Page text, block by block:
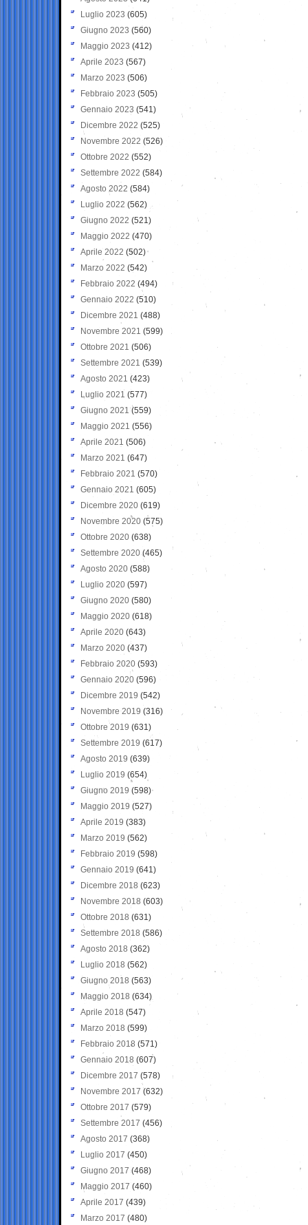
Luglio 2023 (605)
Giugno 2023 (560)
Maggio 2023 (412)
Aprile 2023 (567)
Marzo 2023 (506)
Febbraio 2023 (505)
Gennaio 2023 (541)
Dicembre 2022 (525)
Novembre 2022 (526)
Ottobre 2022 (552)
Settembre 2022 (584)
Agosto 2022 (584)
Luglio 2022 (562)
Giugno 2022 (521)
Maggio 2022 (470)
Aprile 2022 (502)
Marzo 2022 (542)
Febbraio 2022 (494)
Gennaio 2022 (510)
Dicembre 2021 (488)
Novembre 2021 (599)
Ottobre 2021 (506)
Settembre 2021 (539)
Agosto 2021 (423)
Luglio 2021 (577)
Giugno 2021(559)
Maggio 2021 (556)
Aprile 2021 (506)
Marzo 2021 (647)
Febbraio 2021 (570)
Gennaio 2021 (605)
Dicembre 2020 (619)
Novembre 2020 (575)
Ottobre 2020 (638)
Settembre 2020(465)
Agosto 2020 (588)
Luglio 2020 (597)
Giugno 2020 (580)
Maggio 2020 (618)
Aprile 2020 (643)
Marzo 2020 (437)
Febbraio 2020 (593)
Gennaio 2020 (596)
Dicembre 2019 (542)
Novembre 2019 (316)
Ottobre 2019 (631)
Settembre 2019 (617)
Agosto 2019 (639)
Luglio 2019 (654)
Giugno 2019 (598)
Maggio 2019 (527)
Aprile 2019 (383)
Marzo 2019 (562)
Febbraio 2019 (598)
Gennaio 2019 (641)
Dicembre 2018 (623)
Novembre 2018 (603)
Ottobre 2018 (631)
Settembre 2018 (586)
Agosto 2018 (362)
Luglio 2018 (562)
Giugno 2018 (563)
Maggio 2018 (634)
Aprile 2018 (547)
Marzo 2018 (599)
Febbraio 2018 (571)
Gennaio 2018 (607)
Dicembre 2017 (578)
Novembre 2017 (632)
Ottobre 2017 (579)
Settembre 2017 (456)
Agosto 2017 (368)
Luglio 2017 (450)
Giugno 2017 (468)
Maggio 2017 (460)
Aprile 2017 (439)
Marzo 2017 (480)